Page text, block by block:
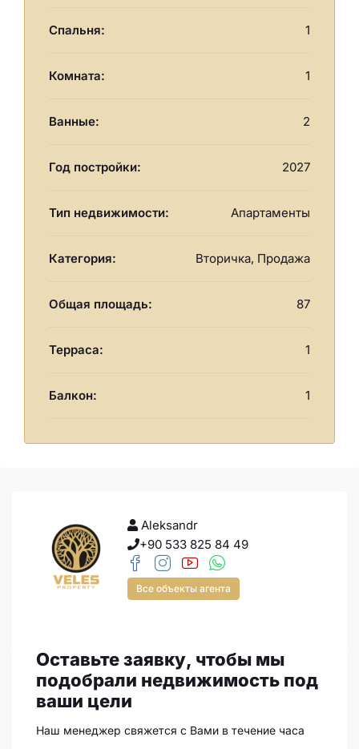
Спальня: 1
Комната: 1
Ванные: 2
Год постройки: 2027
Тип недвижимости: Апартаменты
Категория: Вторичка, Продажа
Общая площадь: 87
Терраса: 1
Балкон: 1
Aleksandr
+90 533 825 84 49
Все объекты агента
Оставьте заявку, чтобы мы
подобрали недвижимость под
ваши цели
Наш менеджер свяжется с Вами в течение часа